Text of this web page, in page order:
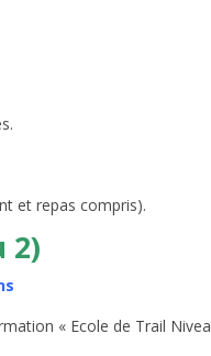
et repas compris).
2)
« Ecole de Trail